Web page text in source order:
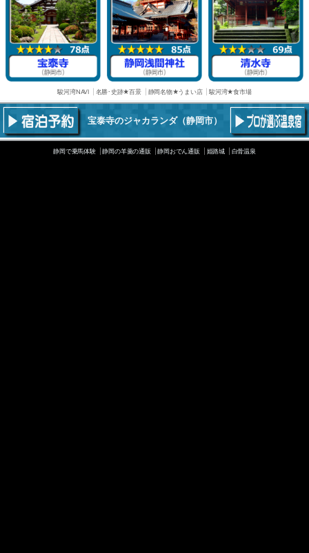
駿河湾NAVI 名勝･史跡★百景 静岡名物★うまい店 駿河湾★食市場
宝泰寺のジャカランダ（静岡市）
静岡で乗馬体験 静岡の羊羹の通販 静岡おでん通販 姫路城 白骨温泉